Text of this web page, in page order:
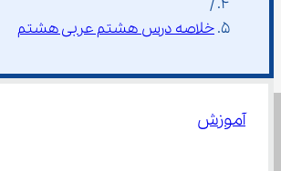
خلاصه درس هشتم عربی هشتم
آموزش